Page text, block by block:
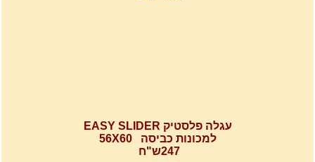
למכונות כביסה 56X60
247ש"ח